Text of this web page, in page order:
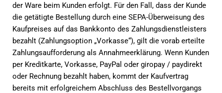
der Ware beim Kunden erfolgt. Für den Fall, dass der Kunde
die getätigte Bestellung durch eine SEPA-Überweisung des
Kaufpreises auf das Bankkonto des Zahlungsdienstleisters
bezahlt (Zahlungsoption „Vorkasse“), gilt die vorab erteilte
Zahlungsaufforderung als Annahmeerklärung. Wenn Kunden
per Kreditkarte, Vorkasse, PayPal oder giropay / paydirekt
oder Rechnung bezahlt haben, kommt der Kaufvertrag
bereits mit erfolgreichem Abschluss des Bestellvorgangs